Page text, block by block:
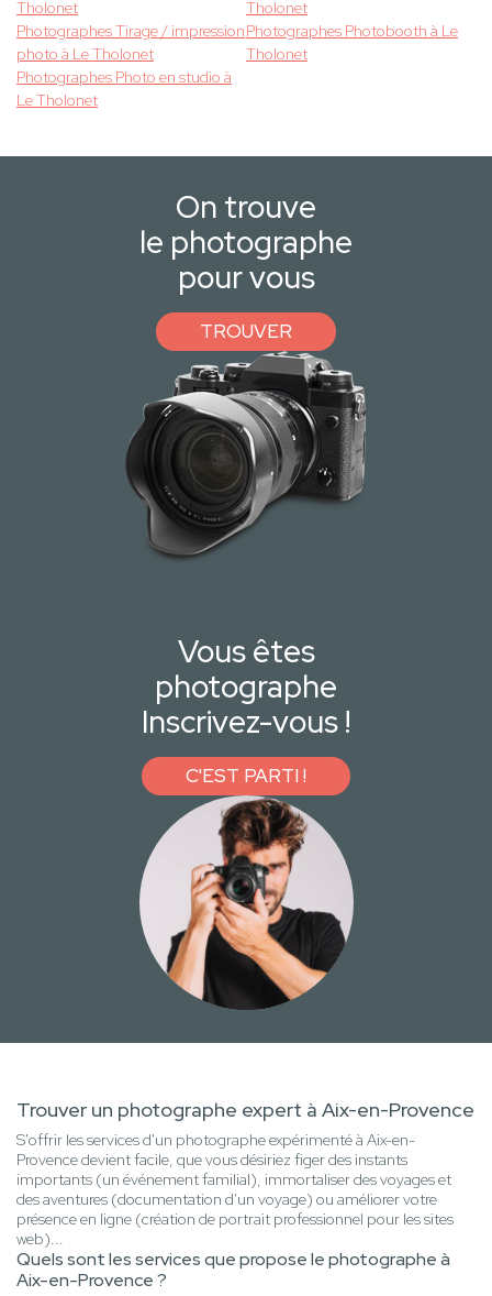
Tholonet
Tholonet
Photographes Tirage / impression
photo à Le Tholonet
Photographes Photobooth à Le
Tholonet
Photographes Photo en studio à
Le Tholonet
On trouve
le photographe
pour vous
TROUVER
Vous êtes
photographe
Inscrivez-vous !
C'EST PARTI !
Trouver un photographe expert à Aix-en-Provence
S'offrir les services d'un photographe expérimenté à Aix-en-
Provence devient facile, que vous désiriez figer des instants
importants (un événement familial), immortaliser des voyages et
des aventures (documentation d'un voyage) ou améliorer votre
présence en ligne (création de portrait professionnel pour les sites
web)...
Quels sont les services que propose le photographe à
Aix-en-Provence ?